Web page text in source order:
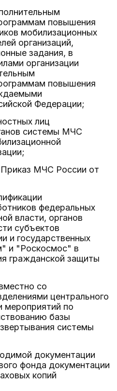
повышения
мобилизационных
организаций,
задания, в
организации
повышения
Федерации;
лиц
системы МЧС
МЧС России от
федеральных
власти, органов
субъектов
и государственных
и "Роскосмос" в
гражданской защиты
со
центрального
мероприятий по
базы
системы
документации
фонда документации
копий